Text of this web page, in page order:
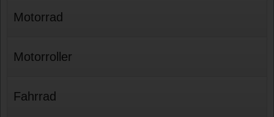
Motorrad
Motorroller
Fahrrad